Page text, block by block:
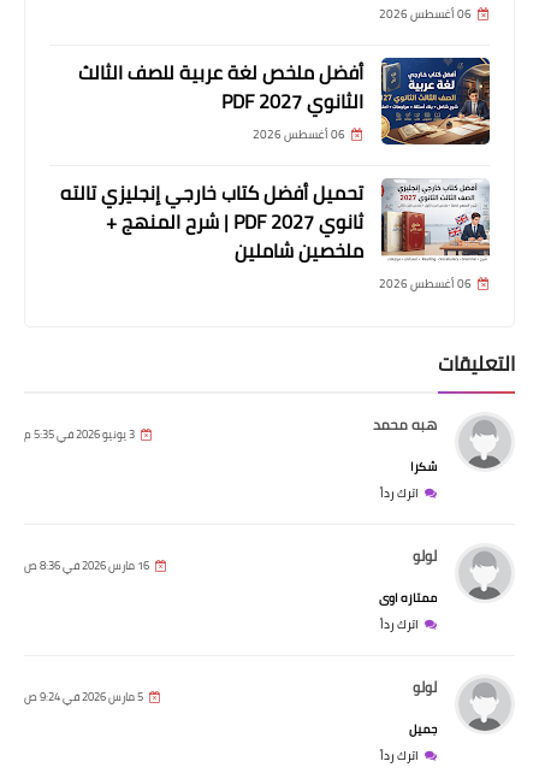
06 أغسطس 2026
أفضل ملخص لغة عربية للصف الثالث
الثانوي 2027 PDF
06 أغسطس 2026
تحميل أفضل كتاب خارجي إنجليزي تالته
ثانوي 2027 PDF | شرح المنهج +
ملخصين شاملين
06 أغسطس 2026
التعليقات
هبه محمد 3 يونيو 2026 في 5:35 م
شكرا
اترك رداً
لولو 16 مارس 2026 في 8:36 ص
ممتازه اوى
اترك رداً
لولو 5 مارس 2026 في 9:24 ص
جميل
اترك رداً